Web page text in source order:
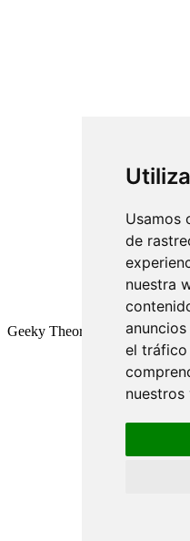
Usamos
de
nuestra
el tráfico
nuestros
Geeky Theory © 2026